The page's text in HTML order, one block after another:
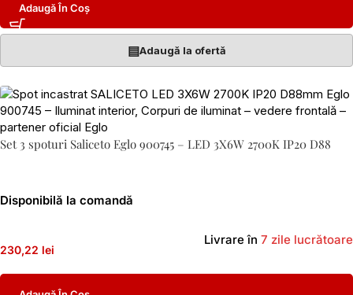
Adaugă În Coș
▤Adaugă la ofertă
Set 3 spoturi Saliceto Eglo 900745 – LED 3X6W 2700K IP20 D88
Disponibilă la comandă
230,22 lei
Livrare în 7 zile lucrătoare